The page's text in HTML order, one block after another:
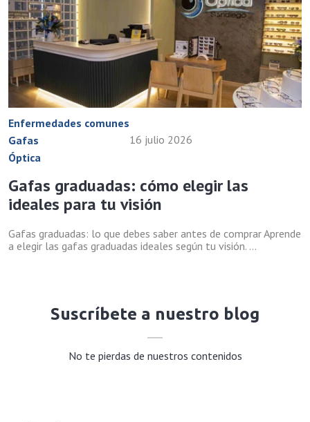
Enfermedades comunes
Gafas
Óptica
16 julio 2026
Gafas graduadas: cómo elegir las
ideales para tu visión
Gafas graduadas: lo que debes saber antes de comprar Aprende
a elegir las gafas graduadas ideales según tu visión. ...
Suscríbete a nuestro blog
No te pierdas de nuestros contenidos